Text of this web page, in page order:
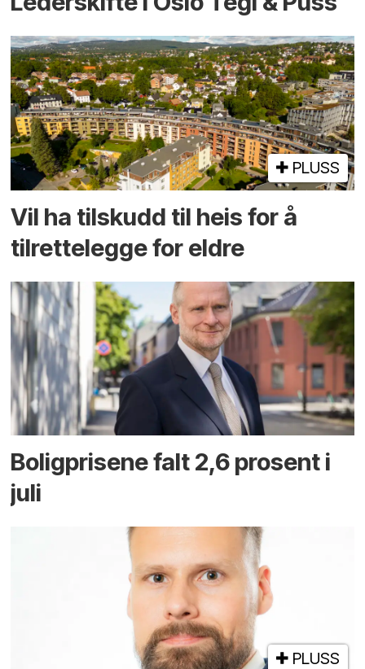
PLUSS
Vil ha tilskudd til heis for å
tilrettelegge for eldre
Boligprisene falt 2,6 prosent i
juli
PLUSS